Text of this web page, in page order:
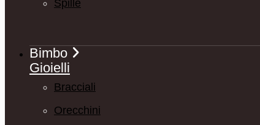
Spille
Bimbo
Gioielli
Bracciali
Orecchini